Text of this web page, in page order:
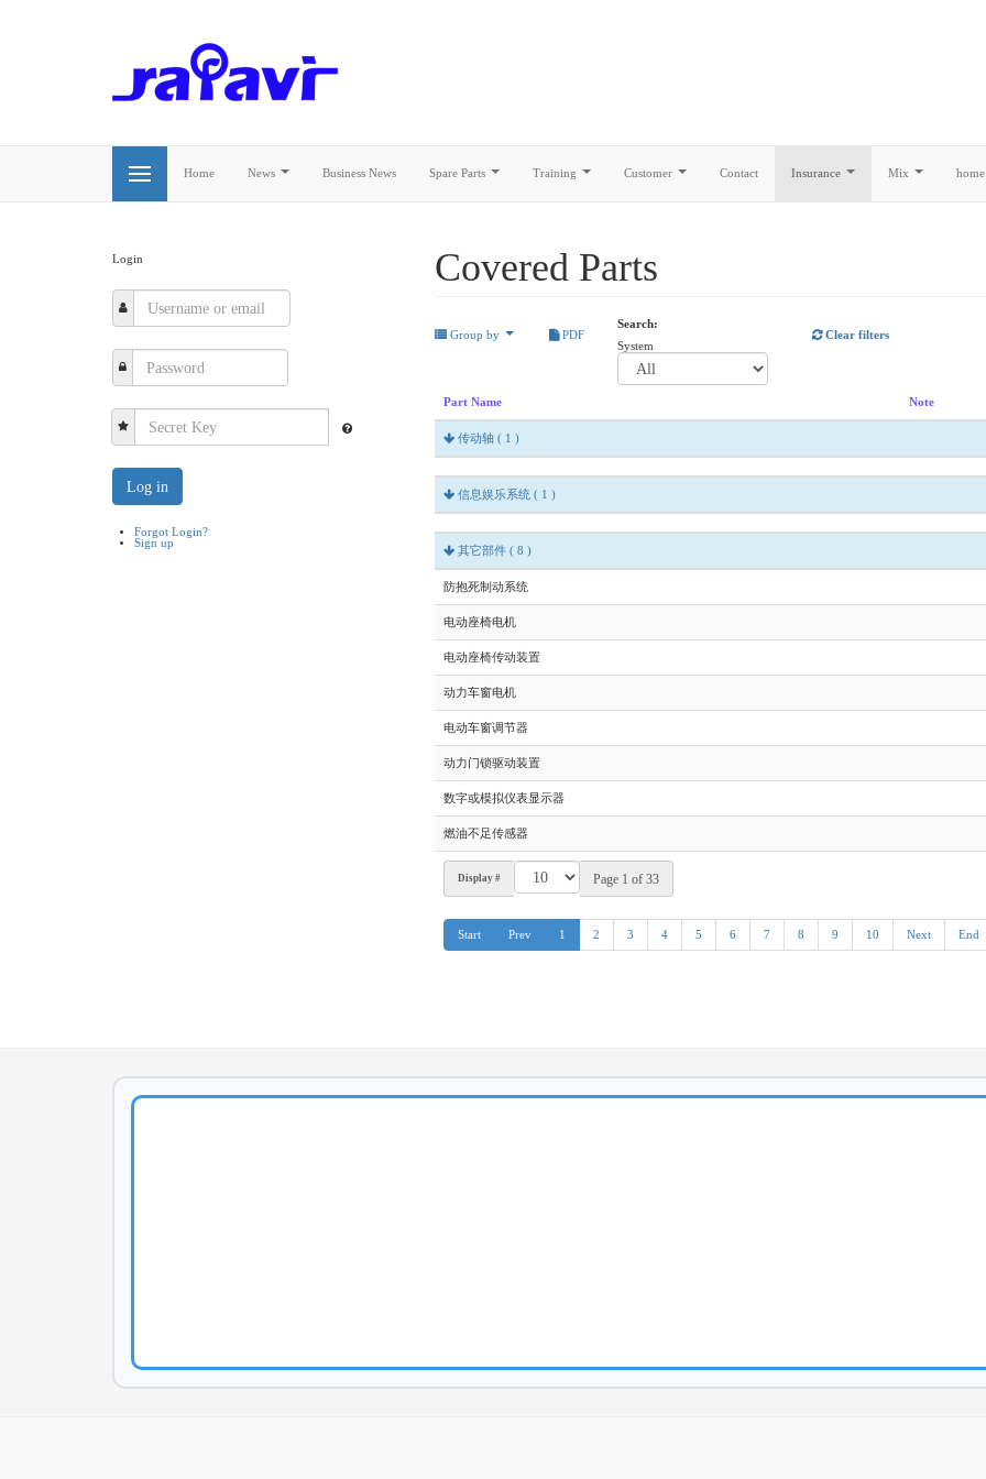
Home News Business News Spare Parts Training Customer Contact Insurance Mix
Covered Parts
Group by PDF
Search:
Clear filters
System
Part Name Note
Display # Page 1 of 33
Start Prev 1 2 3 4 5 6 7 8 9 10 Next End
传动轴 ( 1 )
信息娱乐系统 ( 1 )
其它部件 ( 8 )
防抱死制动系统
电动座椅电机
电动座椅传动装置
动力车窗电机
电动车窗调节器
动力门锁驱动装置
数字或模拟仪表显示器
燃油不足传感器
Login
Log in
Forgot Login?
Sign up